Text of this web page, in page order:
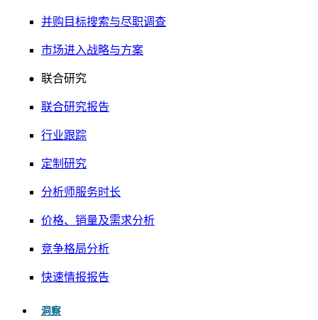
并购目标搜索与尽职调查
市场进入战略与方案
联合研究
联合研究报告
行业跟踪
定制研究
分析师服务时长
价格、销量及需求分析
竞争格局分析
快速情报报告
洞察